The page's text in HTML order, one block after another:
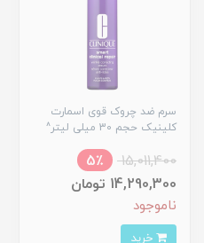
سرم ضد چروک قوی اسمارت
کلینیک حجم 30 میلی لیتر^
15,011,400
5٪
14,290,300 تومان
ناموجود